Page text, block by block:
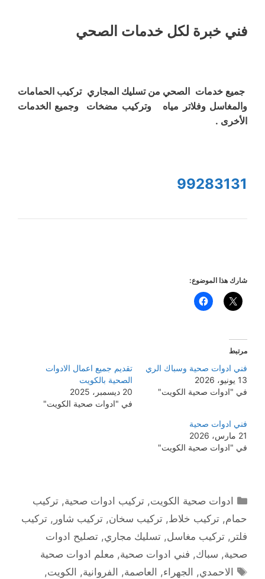
فني خبرة لكل خدمات الصحي
جميع خدمات الصحي من تسليك المجاري تركيب الحمامات
والمغاسل وفلاتر مياه وتركيب مضخات وجميع الخدمات
الأخرى .
99283131
شارك هذا الموضوع:
مرتبط
فني ادوات صحية وسباك الري
13 يونيو، 2026
في "ادوات صحية الكويت"
تقديم جميع اعمال الادوات
الصحية بالكويت
20 ديسمبر، 2025
في "ادوات صحية الكويت"
فني ادوات صحية
21 مارس، 2026
في "ادوات صحية الكويت"
التصنيفات
ادوات صحية الكويت,تركيب ادوات صحية,تركيب
حمام, تركيب خلاط, تركيب سخان, تركيب شاور , تركيب
فلتر , تركيب مغاسل, تسليك مجاري, تصليح ادوات
صحية, سباك, فني ادوات صحية, معلم ادوات صحية
الوسوم
الاحمدي, الجهراء, العاصمة, الفروانية, الكويت,